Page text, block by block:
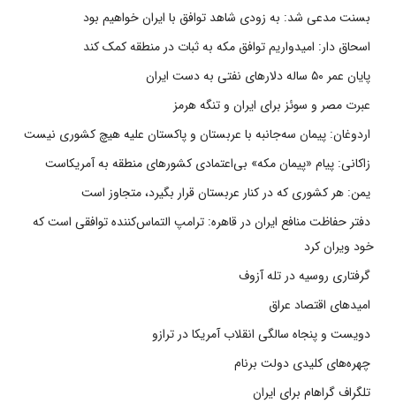
بسنت مدعی شد: به زودی شاهد توافق با ایران خواهیم بود
اسحاق دار: امیدواریم توافق مکه به ثبات در منطقه کمک کند
پایان عمر ۵۰ ساله دلارهای نفتی به دست ایران
عبرت مصر و سوئز برای ایران و تنگه هرمز
اردوغان: پیمان سه‌جانبه با عربستان و پاکستان علیه هیچ کشوری نیست
زاکانی: پیام «پیمان مکه» بی‌اعتمادی کشورهای منطقه به آمریکاست
یمن: هر کشوری که در کنار عربستان قرار بگیرد، متجاوز است
دفتر حفاظت منافع ایران در قاهره: ترامپ التماس‌کننده توافقی است که
خود ویران کرد
گرفتاری روسیه در تله آزوف
امیدهای اقتصاد عراق
دویست و پنجاه سالگی انقلاب آمریکا در ترازو
چهره‌های کلیدی دولت برنام
تلگراف گراهام برای ایران